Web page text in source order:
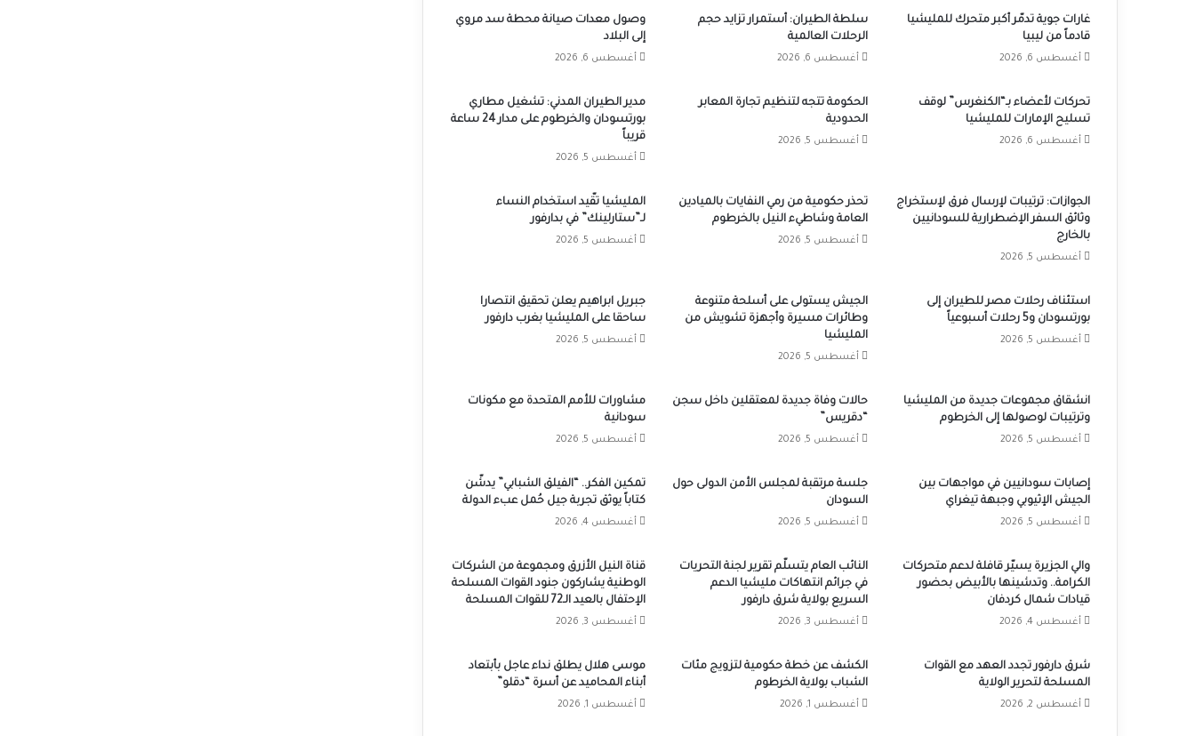
غارات جوية تدمّر أكبر متحرك للمليشيا
قادماً من ليبيا
أغسطس 6, 2026
سلطة الطيران: أستمرار تزايد حجم
الرحلات العالمية
أغسطس 6, 2026
وصول معدات صيانة محطة سد مروي
إلى البلاد
أغسطس 6, 2026
تحركات لأعضاء بـ“الكنغرس” لوقف
تسليح الإمارات للمليشيا
أغسطس 6, 2026
الحكومة تتجه لتنظيم تجارة المعابر
الحدودية
أغسطس 5, 2026
مدير الطيران المدني: تشغيل مطاري
بورتسودان والخرطوم على مدار 24 ساعة
قريباً
أغسطس 5, 2026
الجوازات: ترتيبات لإرسال فرق لإستخراج
وثائق السفر الإضطرارية للسودانيين
بالخارج
أغسطس 5, 2026
تحذر حكومية من رمي النفايات بالميادين
العامة وشاطيء النيل بالخرطوم
أغسطس 5, 2026
المليشيا تقّيد استخدام النساء
لـ”ستارلينك” في بدارفور
أغسطس 5, 2026
استئناف رحلات مصر للطيران إلى
بورتسودان و5 رحلات أسبوعياً
أغسطس 5, 2026
الجيش يستولى على أسلحة متنوعة
وطائرات مسيرة وأجهزة تشويش من
المليشيا
أغسطس 5, 2026
جبريل ابراهيم يعلن تحقيق انتصارا
ساحقا على المليشيا بغرب دارفور
أغسطس 5, 2026
انشقاق مجموعات جديدة من المليشيا
وترتيبات لوصولها إلى الخرطوم
أغسطس 5, 2026
حالات وفاة جديدة لمعتقلين داخل سجن
“دقريس”
أغسطس 5, 2026
مشاورات للأمم المتحدة مع مكونات
سودانية
أغسطس 5, 2026
إصابات سودانيين في مواجهات بين
الجيش الإثيوبي وجبهة تيغراي
أغسطس 5, 2026
جلسة مرتقبة لمجلس الأمن الدولى حول
السودان
أغسطس 5, 2026
تمكين الفكر.. “الفيلق الشبابي” يدشّن
كتاباً يوثق تجربة جيل حُمل عبء الدولة
أغسطس 4, 2026
والي الجزيرة يسيّر قافلة لدعم متحركات
الكرامة.. وتدشينها بالأبيض بحضور
قيادات شمال كردفان
أغسطس 4, 2026
النائب العام يتسلّم تقرير لجنة التحريات
في جرائم انتهاكات مليشيا الدعم
السريع بولاية شرق دارفور
أغسطس 3, 2026
قناة النيل الأزرق ومجموعة من الشركات
الوطنية يشاركون جنود القوات المسلحة
الإحتفال بالعيد الـ72 للقوات المسلحة
أغسطس 3, 2026
شرق دارفور تجدد العهد مع القوات
المسلحة لتحرير الولاية
أغسطس 2, 2026
الكشف عن خطة حكومية لتزويج مئات
الشباب بولاية الخرطوم
أغسطس 1, 2026
موسى هلال يطلق نداء عاجل بأبتعاد
أبناء المحاميد عن أسرة “دقلو”
أغسطس 1, 2026